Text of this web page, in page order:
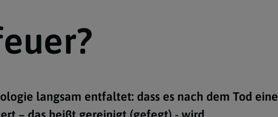
langsam entfaltet: dass es nach dem Tod eine
– das heißt gereinigt (gefegt) - wird.